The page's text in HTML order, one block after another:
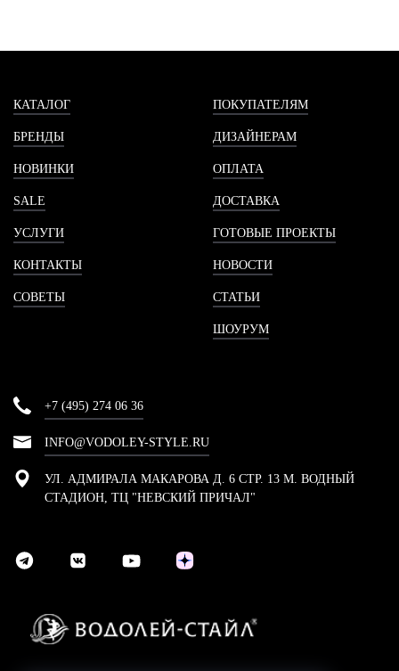
КАТАЛОГ
БРЕНДЫ
НОВИНКИ
SALE
УСЛУГИ
КОНТАКТЫ
СОВЕТЫ
ПОКУПАТЕЛЯМ
ДИЗАЙНЕРАМ
ОПЛАТА
ДОСТАВКА
ГОТОВЫЕ ПРОЕКТЫ
НОВОСТИ
СТАТЬИ
ШОУРУМ
+7 (495) 274 06 36
INFO@VODOLEY-STYLE.RU
УЛ. АДМИРАЛА МАКАРОВА Д. 6 СТР. 13 М. ВОДНЫЙ
СТАДИОН, ТЦ "НЕВСКИЙ ПРИЧАЛ"